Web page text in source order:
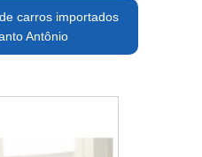
carros importados
Antônio